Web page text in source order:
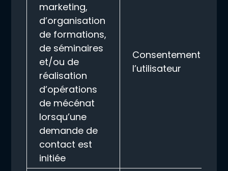
marketing,
d’organisation
de formations,
de séminaires
et/ou de
réalisation
d’opérations
de mécénat
lorsqu’une
demande de
contact est
initiée
Consentement de
l’utilisateur